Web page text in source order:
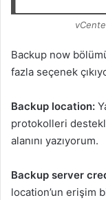
Backup now
fazla seçenek
Backup location:
protokolleri
alanını yazıyorum.
Backup server
location’un erişim